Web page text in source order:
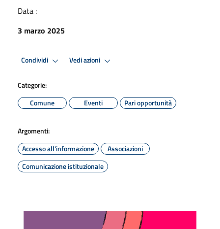
Data :
3 marzo 2025
Condividi Vedi azioni
Categorie:
Comune
Eventi Pari opportunità
Argomenti:
Accesso all'informazione
Associazioni
Comunicazione istituzionale